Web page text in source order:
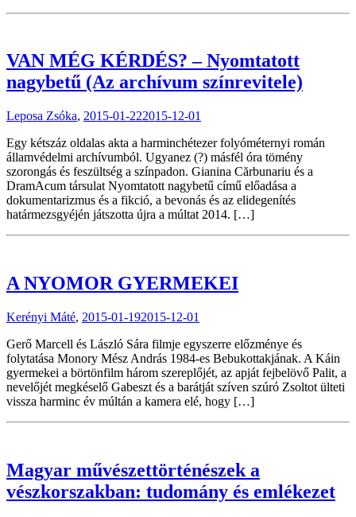
VAN MÉG KÉRDÉS? – Nyomtatott
nagybetű (Az archívum színrevitele)
Leposa Zsóka, 2015-01-222015-12-01
Egy kétszáz oldalas akta a harminchétezer folyóméternyi román
államvédelmi archívumból. Ugyanez (?) másfél óra tömény
szorongás és feszültség a színpadon. Gianina Cărbunariu és a
DramAcum társulat Nyomtatott nagybetű című előadása a
dokumentarizmus és a fikció, a bevonás és az elidegenítés
határmezsgyéjén játszotta újra a múltat 2014. […]
A NYOMOR GYERMEKEI
Kerényi Máté, 2015-01-192015-12-01
Gerő Marcell és László Sára filmje egyszerre előzménye és
folytatása Monory Mész András 1984-es Bebukottakjának. A Káin
gyermekei a börtönfilm három szereplőjét, az apját fejbelövő Palit, a
nevelőjét megkéselő Gabeszt és a barátját szíven szúró Zsoltot ülteti
vissza harminc év múltán a kamera elé, hogy […]
Magyar művészettörténészek a
vészkorszakban: tudomány és emlékezet